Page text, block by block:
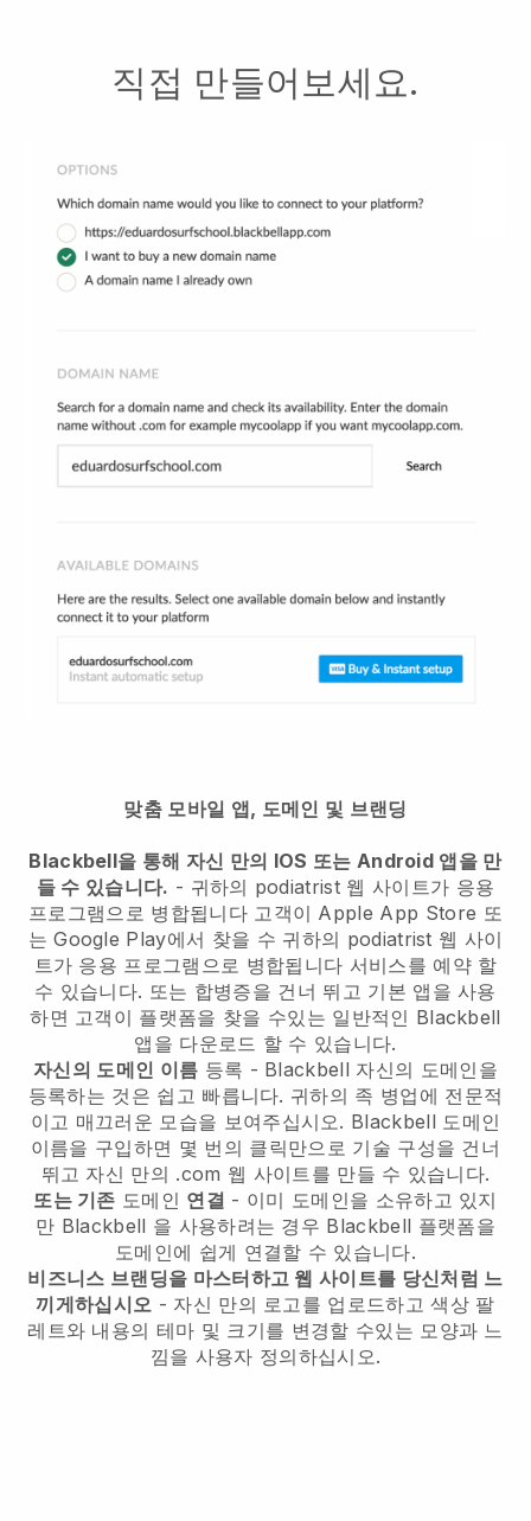
직접 만들어보세요.
맞춤 모바일 앱, 도메인 및 브랜딩
Blackbell을 통해 자신 만의 IOS 또는 Android 앱을 만
들 수 있습니다. - 귀하의 podiatrist 웹 사이트가 응용
프로그램으로 병합됩니다고객이 Apple App Store 또
는 Google Play에서 찾을 수 귀하의 podiatrist 웹 사이
트가 응용 프로그램으로 병합됩니다 서비스를 예약 할
수 있습니다. 또는 합병증을 건너 뛰고 기본 앱을 사용
하면 고객이 플랫폼을 찾을 수있는 일반적인 Blackbell
앱을 다운로드 할 수 있습니다.
자신의 도메인 이름 등록 - Blackbell 자신의 도메인을
등록하는 것은 쉽고 빠릅니다. 귀하의 족 병업에 전문적
이고 매끄러운 모습을 보여주십시오. Blackbell 도메인
이름을 구입하면 몇 번의 클릭만으로 기술 구성을 건너
뛰고 자신 만의 .com 웹 사이트를 만들 수 있습니다.
또는 기존 도메인 연결 - 이미 도메인을 소유하고 있지
만 Blackbell 을 사용하려는 경우 Blackbell 플랫폼을
도메인에 쉽게 연결할 수 있습니다.
비즈니스 브랜딩을 마스터하고 웹 사이트를 당신처럼 느
끼게하십시오 - 자신 만의 로고를 업로드하고 색상 팔
레트와 내용의 테마 및 크기를 변경할 수있는 모양과 느
낌을 사용자 정의하십시오.